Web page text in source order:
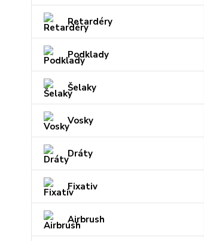
Retardéry
Podklady
Šelaky
Vosky
Dráty
Fixativ
Airbrush